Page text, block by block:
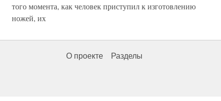
того момента, как человек приступил к изготовлению
ножей, их
О проекте Разделы